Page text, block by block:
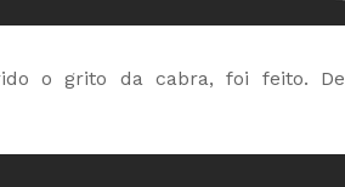
o grito da cabra, foi feito. De